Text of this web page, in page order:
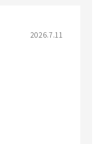
2026.7.11